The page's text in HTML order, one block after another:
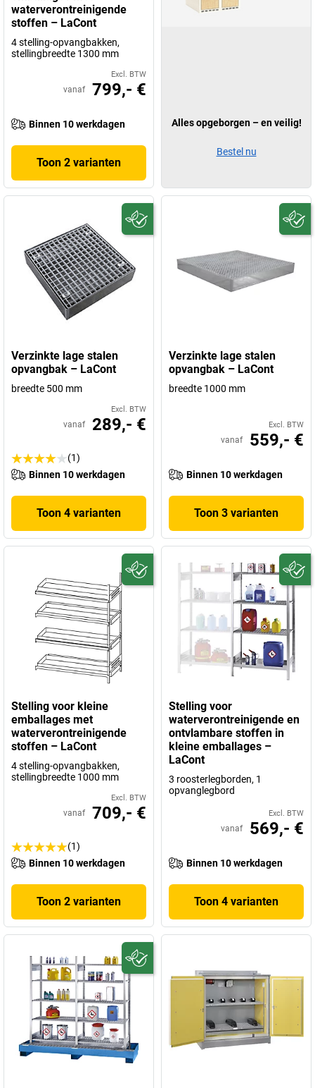
waterverontreinigende
stoffen – LaCont
4 stelling-opvangbakken,
stellingbreedte 1300 mm
Excl. BTW
vanaf 799,- €
Binnen 10 werkdagen
Toon 2 varianten
Verzinkte lage stalen
opvangbak – LaCont
breedte 500 mm
Excl. BTW
vanaf 289,- €
(1)
Binnen 10 werkdagen
Toon 4 varianten
Verzinkte lage stalen
opvangbak – LaCont
breedte 1000 mm
Excl. BTW
vanaf 559,- €
Binnen 10 werkdagen
Toon 3 varianten
Stelling voor kleine
emballages met
waterverontreinigende
stoffen – LaCont
4 stelling-opvangbakken,
stellingbreedte 1000 mm
Excl. BTW
vanaf 709,- €
(1)
Binnen 10 werkdagen
Toon 2 varianten
Stelling voor
waterverontreinigende en
ontvlambare stoffen in
kleine emballages –
LaCont
3 roosterlegborden, 1
opvanglegbord
Excl. BTW
vanaf 569,- €
Binnen 10 werkdagen
Toon 4 varianten
Alles opgeborgen – en veilig!
Bestel nu